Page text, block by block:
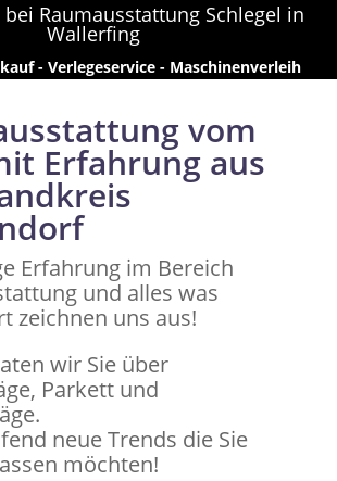
Raumausstattung Schlegel in
Wallerfing
- Verlegeservice - Maschinenverleih
vom
Erfahrung aus
Erfahrung im Bereich
und alles was
zeichnen uns aus!
wir Sie über
Parkett und
neue Trends die Sie
möchten!